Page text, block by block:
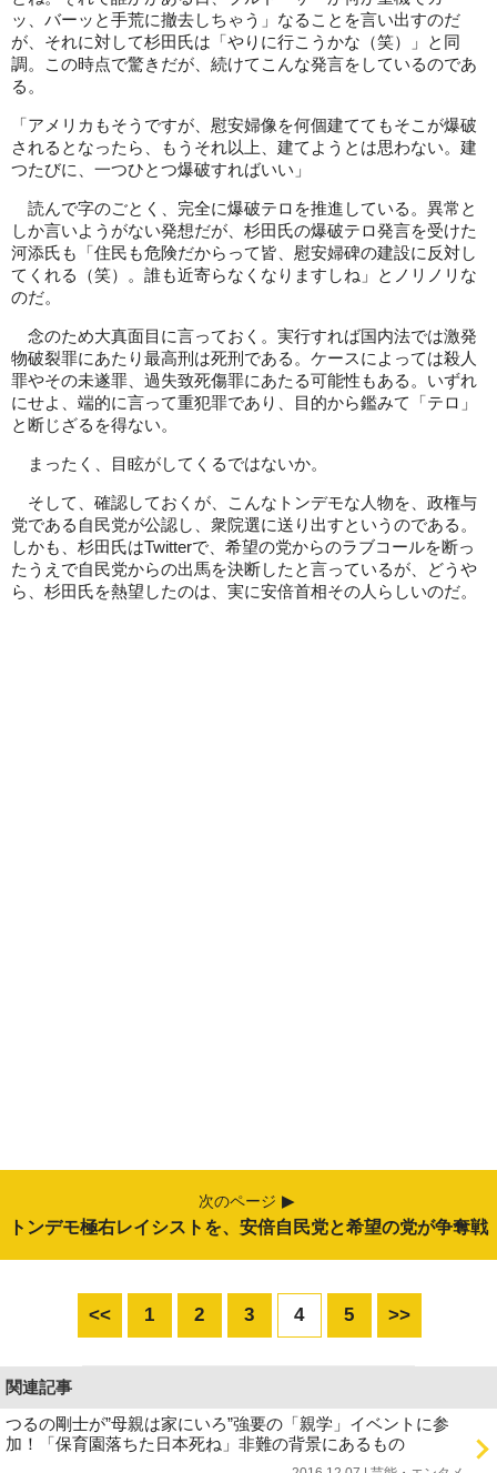
ッ、バーッと手荒に撤去しちゃう」なることを言い出すのだ
が、それに対して杉田氏は「やりに行こうかな（笑）」と同
調。この時点で驚きだが、続けてこんな発言をしているのであ
る。
「アメリカもそうですが、慰安婦像を何個建ててもそこが爆破
されるとなったら、もうそれ以上、建てようとは思わない。建
つたびに、一つひとつ爆破すればいい」
読んで字のごとく、完全に爆破テロを推進している。異常と
しか言いようがない発想だが、杉田氏の爆破テロ発言を受けた
河添氏も「住民も危険だからって皆、慰安婦碑の建設に反対し
てくれる（笑）。誰も近寄らなくなりますしね」とノリノリな
のだ。
念のため大真面目に言っておく。実行すれば国内法では激発
物破裂罪にあたり最高刑は死刑である。ケースによっては殺人
罪やその未遂罪、過失致死傷罪にあたる可能性もある。いずれ
にせよ、端的に言って重犯罪であり、目的から鑑みて「テロ」
と断じざるを得ない。
まったく、目眩がしてくるではないか。
そして、確認しておくが、こんなトンデモな人物を、政権与
党である自民党が公認し、衆院選に送り出すというのである。
しかも、杉田氏はTwitterで、希望の党からのラブコールを断っ
たうえで自民党からの出馬を決断したと言っているが、どうや
ら、杉田氏を熱望したのは、実に安倍首相その人らしいのだ。
次のページ
トンデモ極右レイシストを、安倍自民党と希望の党が争奪戦
<< 1 2 3 4 5 >>
関連記事
つるの剛士が”母親は家にいろ”強要の「親学」イベントに参
加！「保育園落ちた日本死ね」非難の背景にあるもの